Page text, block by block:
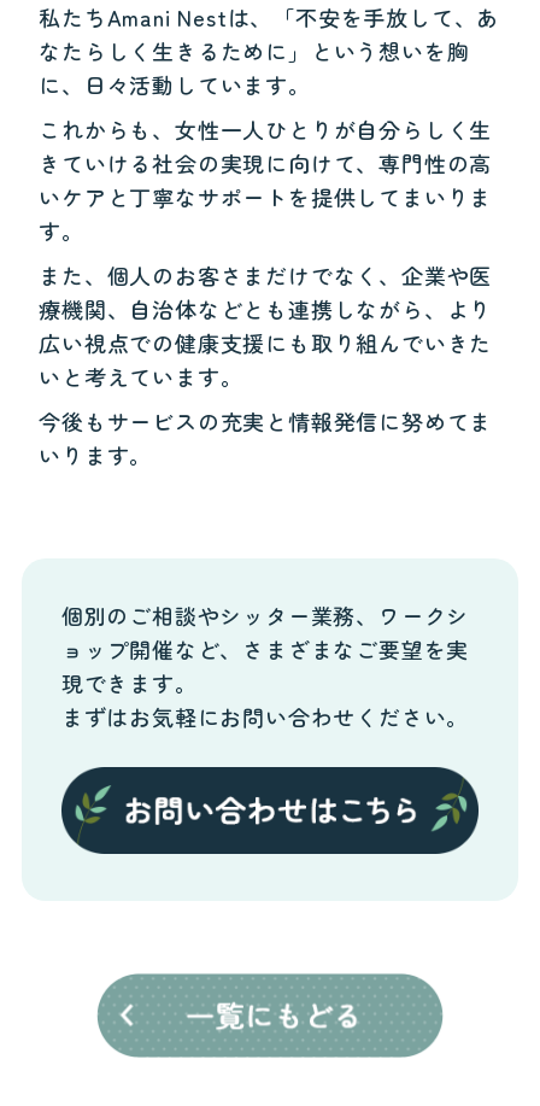
私たちAmani Nestは、「不安を手放して、あ
なたらしく生きるために」という想いを胸
に、日々活動しています。
これからも、女性一人ひとりが自分らしく生
きていける社会の実現に向けて、専門性の高
いケアと丁寧なサポートを提供してまいりま
す。
また、個人のお客さまだけでなく、企業や医
療機関、自治体などとも連携しながら、より
広い視点での健康支援にも取り組んでいきた
いと考えています。
今後もサービスの充実と情報発信に努めてま
いります。
個別のご相談やシッター業務、ワークシ
ョップ開催など、さまざまなご要望を実
現できます。
まずはお気軽にお問い合わせください。